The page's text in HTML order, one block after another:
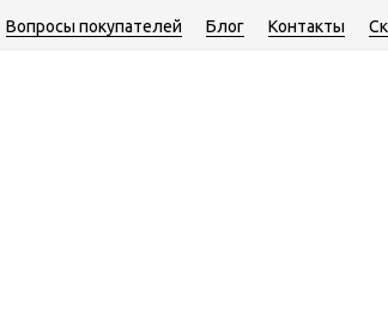
Вопросы покупателей Блог Контакты